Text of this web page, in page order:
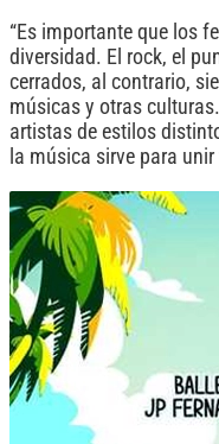
“Es importante que los
diversidad. El rock, el
cerrados, al contrario,
músicas y otras
artistas de estilos
la música sirve para